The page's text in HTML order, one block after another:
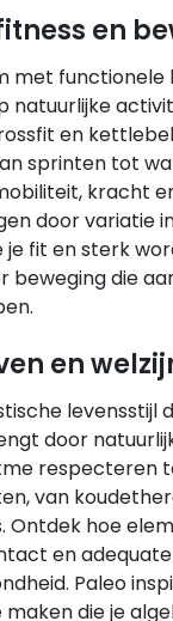
en
met functionele
natuurlijke
en
sprinten tot
kracht
door variatie
je fit en sterk
beweging die
en
levensstijl
door
respecteren
van
Ontdek hoe
en
Paleo
die je